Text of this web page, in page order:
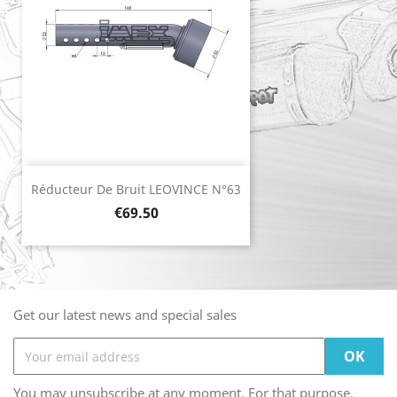
Réducteur De Bruit LEOVINCE N°63
Price
€69.50
Get our latest news and special sales
You may unsubscribe at any moment. For that purpose,